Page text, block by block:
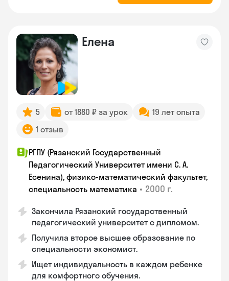
Елена
5 от 1880 ₽ за урок
19 лет опыта
1 отзыв
РГПУ (Рязанский Государственный
Педагогический Университет имени С. А.
Есенина), физико-математический факультет,
специальность математика • 2000 г.
Закончилa Рязанский государственный
педагогический университет с дипломом.
Получила второе высшее образование по
специальности экономист.
Ищет индивидуальность в каждом ребенке
для комфортного обучения.